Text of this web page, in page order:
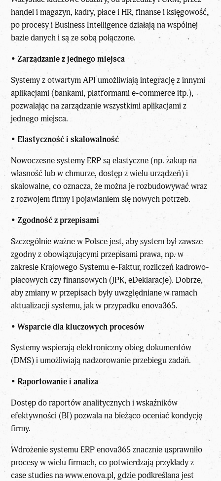
handel i magazyn, kadry, płace i HR, finanse i księgowość,
po procesy i Business Intelligence działają na wspólnej
bazie danych i są ze sobą połączone.
•Zarządzanie z jednego miejsca
Systemy z otwartym API umożliwiają integrację z innymi
aplikacjami (bankami, platformami e-commerce itp.),
pozwalając na zarządzanie wszystkimi aplikacjami z
jednego miejsca.
• Elastyczność i skalowalność
Nowoczesne systemy ERP są elastyczne (np. zakup na
własność lub w chmurze, dostęp z wielu urządzeń) i
skalowalne, co oznacza, że można je rozbudowywać wraz
z rozwojem firmy i pojawianiem się nowych potrzeb.
•Zgodność z przepisami
Szczególnie ważne w Polsce jest, aby system był zawsze
zgodny z obowiązującymi przepisami prawa, np. w
zakresie Krajowego Systemu e-Faktur, rozliczeń kadrowo-
płacowych czy finansowych (JPK, eDeklaracje). Dobrze,
aby zmiany w przepisach były uwzględniane w ramach
aktualizacji systemu, jak w przypadku enova365.
•Wsparcie dla kluczowych procesów
Systemy wspierają elektroniczny obieg dokumentów
(DMS) i umożliwiają nadzorowanie przebiegu zadań.
• Raportowanie i analiza
Dostęp do raportów analitycznych i wskaźników
efektywności (BI) pozwala na bieżąco oceniać kondycję
firmy.
Wdrożenie systemu ERP enova365 znacznie usprawniło
procesy w wielu firmach, co potwierdzają przykłady z
case studies na www.enova.pl, gdzie podkreślana jest